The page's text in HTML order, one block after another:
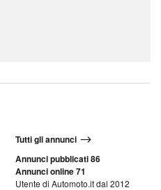
Tutti gli annunci
Annunci pubblicati 86
Annunci online 71
Utente di Automoto.it dal 2012